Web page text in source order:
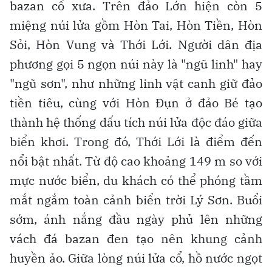
bazan cổ xưa. Trên đảo Lớn hiện còn 5
miệng núi lửa gồm Hòn Tai, Hòn Tiền, Hòn
Sỏi, Hòn Vung và Thới Lới. Người dân địa
phương gọi 5 ngọn núi này là "ngũ linh" hay
"ngũ sơn", như những linh vật canh giữ đảo
tiền tiêu, cùng với Hòn Đụn ở đảo Bé tạo
thành hệ thống dấu tích núi lửa độc đáo giữa
biển khơi. Trong đó, Thới Lới là điểm đến
nổi bật nhất. Từ độ cao khoảng 149 m so với
mực nước biển, du khách có thể phóng tầm
mắt ngắm toàn cảnh biển trời Lý Sơn. Buổi
sớm, ánh nắng đầu ngày phủ lên những
vách đá bazan đen tạo nên khung cảnh
huyền ảo. Giữa lòng núi lửa cổ, hồ nước ngọt